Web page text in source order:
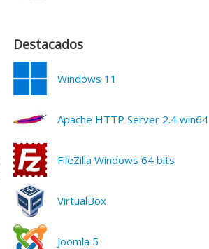
Destacados
Windows 11
Apache HTTP Server 2.4 win64
FileZilla Windows 64 bits
VirtualBox
Joomla 5